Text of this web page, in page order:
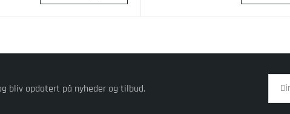
bliv opdatert på nyheder og tilbud.